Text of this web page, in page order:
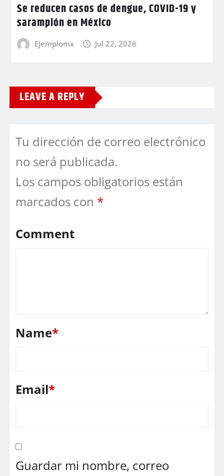
Se reducen casos de dengue, COVID-19 y
sarampión en México
Ejemplomx Jul 22, 2026
LEAVE A REPLY
Tu dirección de correo electrónico
no será publicada.
Los campos obligatorios están
marcados con *
Comment
Name*
Email*
Guardar mi nombre, correo